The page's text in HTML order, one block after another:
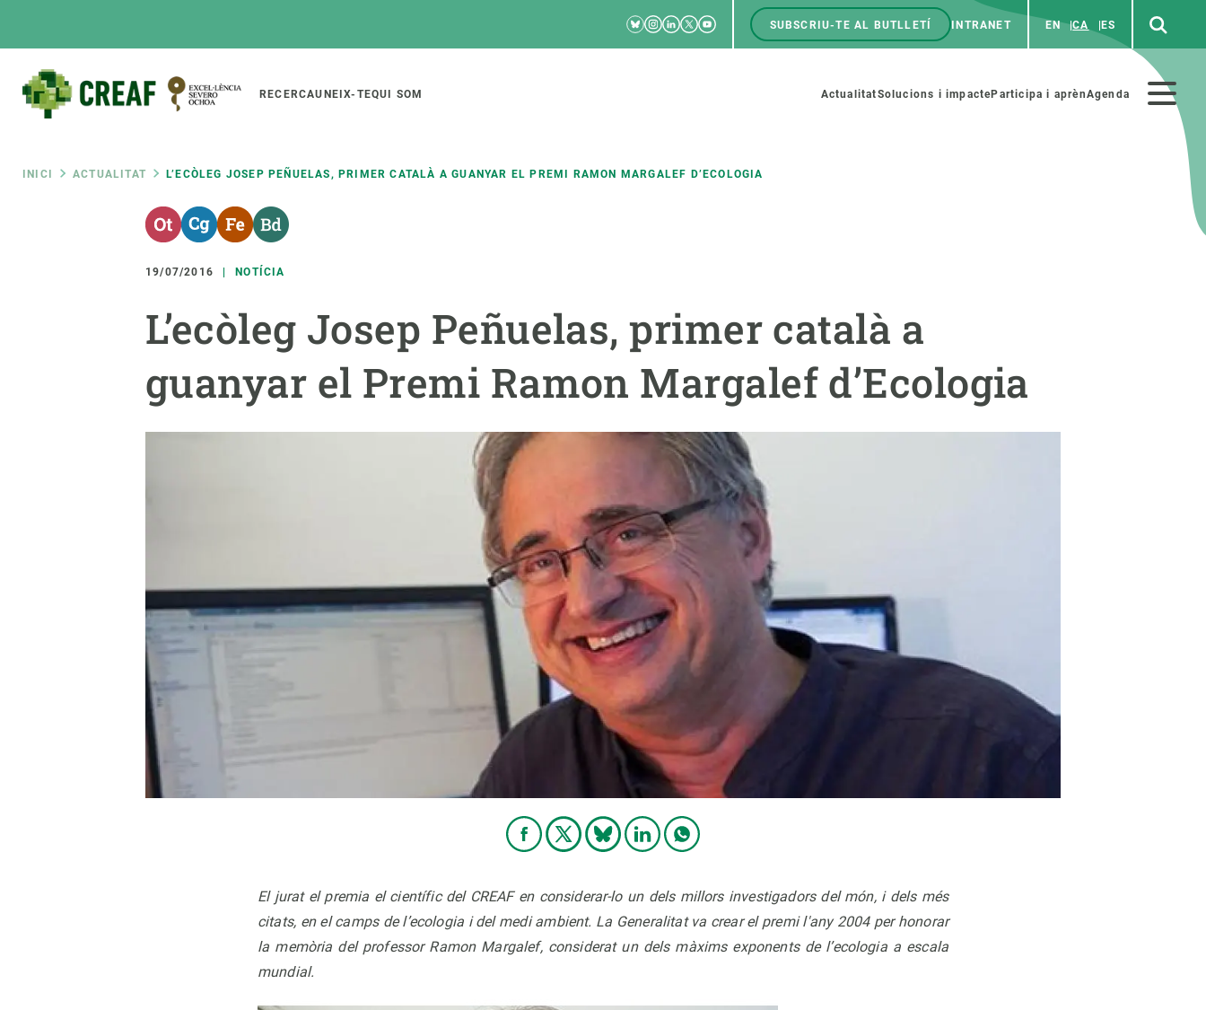
RRSS
Bluesky
Instagram
Linkedin
TwitterYoutube
Menú
SUBSCRIU-TE AL BUTLLETÍ INTRANET EN CA ES
Main
navigation
RECERCAUNEIX-TEQUI SOM
Menú
ActualitatSolucions i impacteParticipa i aprènAgenda
Fil
d'ariadna
INICI ACTUALITAT L’ECÒLEG JOSEP PEÑUELAS, PRIMER CATALÀ A GUANYAR EL PREMI RAMON MARGALEF D’ECOLOGIA
19/07/2016 NOTÍCIA
L’ecòleg Josep Peñuelas, primer català a
guanyar el Premi Ramon Margalef d’Ecologia
El jurat el premia el científic del CREAF en considerar-lo un dels millors investigadors del món, i dels més
citats, en el camps de l’ecologia i del medi ambient. La Generalitat va crear el premi l'any 2004 per honorar
la memòria del professor Ramon Margalef, considerat un dels màxims exponents de l’ecologia a escala
mundial.
Featured
responsive
Responsive
menu
SOBRE NOSALTRES
Organització institucional
Marca i logotips
Infraestructures
Biodiversitat
Canvi global
Funcionament dels ecosistemes
Temes transversals
Solucions
Política i gestió
Oportunitats acadèmiques
Demana la teva MSCA-PF
Demana la teva beca ERC
Programa de màsters i doctorat
Vine de visitant o sabàtic
Segell de bones pràctiques HRS4R
Un lloc on créixer
Desenvolupament de carrera
Seminaris i activitats internes
T’oferim formació
Fes ciència amb nosaltres
COL·LABORA Notícies
Biodiversitat
Canvi global